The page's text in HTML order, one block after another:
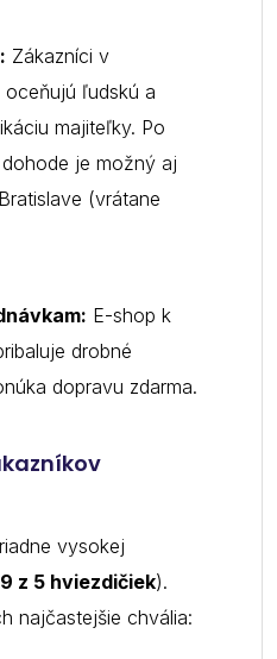
Zákazníci v
ľudskú a
majiteľky. Po
je možný aj
(vrátane
E-shop k
drobné
dopravu zdarma.
vysokej
z 5 hviezdičiek).
najčastejšie chvália: